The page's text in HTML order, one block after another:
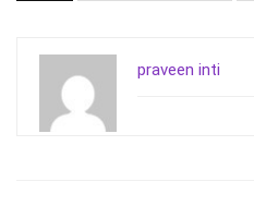
praveen inti